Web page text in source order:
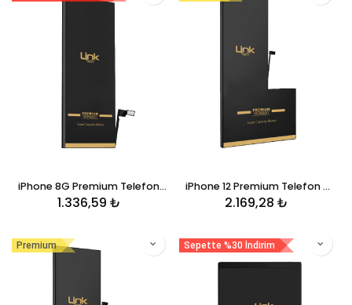
iPhone 8G Premium Telefon Bataryası 2220 mAh
1.336,59 ₺
iPhone 12 Premium Telefon Bataryası 3300 mAh
2.169,28 ₺
Premium Sepette %30 İndirim